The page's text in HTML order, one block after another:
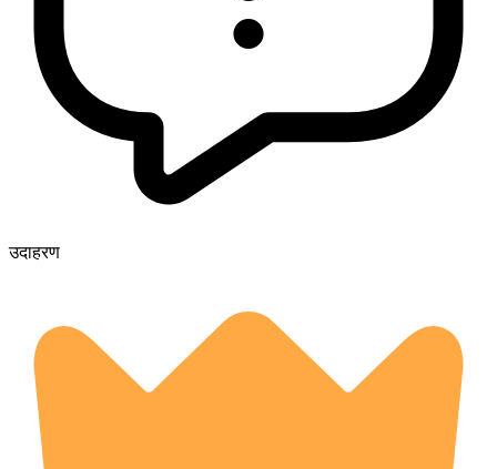
उदाहरण